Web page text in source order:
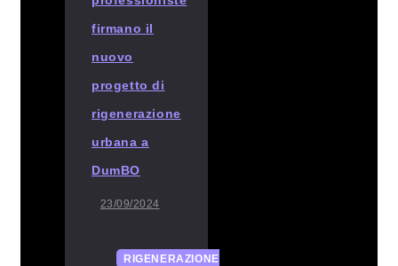
firmano il
nuovo
progetto di
rigenerazione
urbana a
DumBO
23/09/2024
RIGENERAZIONE